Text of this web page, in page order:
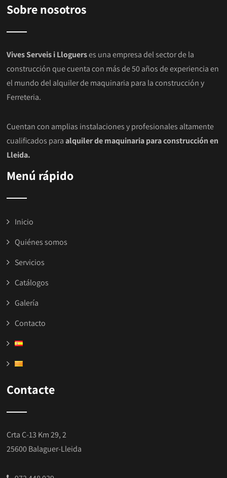
Sobre nosotros
Vives Serveis i Lloguerses una empresa del sector de la
construcción que cuenta con más de 50 años de experiencia en
el mundo del alquiler de maquinaria para la construcción y
Ferreteria.
Cuentan con amplias instalaciones y profesionales altamente
cualificados paraalquiler de maquinaria para construcción en
Lleida.
Menú rápido
Inicio
Quiénes somos
Servicios
Catálogos
Galería
Contacto
Contacte
Crta C-13 Km 29, 2
25600 Balaguer-Lleida